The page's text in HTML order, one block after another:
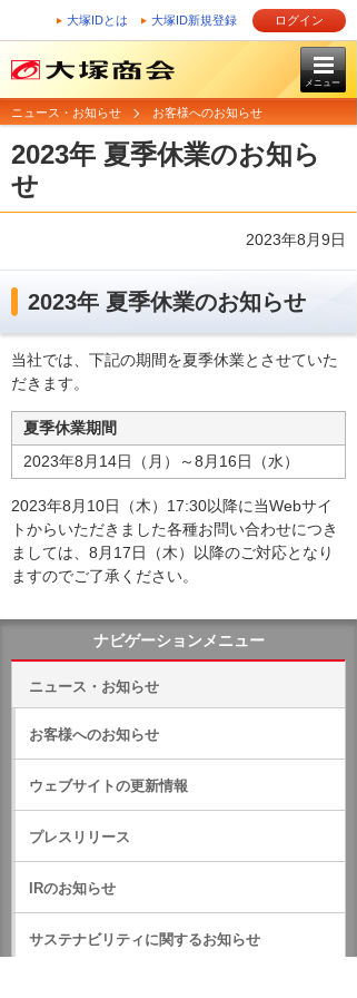
大塚IDとは 大塚ID新規登録 ログイン
メニュー
ニュース・お知らせ お客様へのお知らせ
2023年 夏季休業のお知ら
せ
2023年8月9日
2023年 夏季休業のお知らせ
当社では、下記の期間を夏季休業とさせていた
だきます。
夏季休業期間
2023年8月14日（月）～8月16日（水）
2023年8月10日（木）17:30以降に当Webサイ
トからいただきました各種お問い合わせにつき
ましては、8月17日（木）以降のご対応となり
ますのでご了承ください。
ナビゲーションメニュー
ニュース・お知らせ
お客様へのお知らせ
ウェブサイトの更新情報
プレスリリース
IRのお知らせ
サステナビリティに関するお知らせ